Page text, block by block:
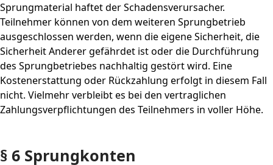
Sprungmaterial haftet der Schadensverursacher.
Teilnehmer können von dem weiteren Sprungbetrieb
ausgeschlossen werden, wenn die eigene Sicherheit, die
Sicherheit Anderer gefährdet ist oder die Durchführung
des Sprungbetriebes nachhaltig gestört wird. Eine
Kostenerstattung oder Rückzahlung erfolgt in diesem Fall
nicht. Vielmehr verbleibt es bei den vertraglichen
Zahlungsverpflichtungen des Teilnehmers in voller Höhe.
§ 6 Sprungkonten